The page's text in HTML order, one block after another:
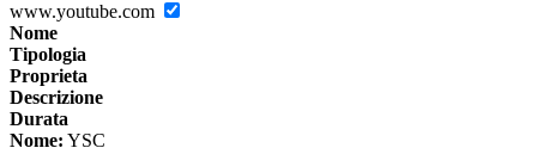
www.youtube.com
Nome
Tipologia
Proprieta
Descrizione
Durata
Nome: YSC